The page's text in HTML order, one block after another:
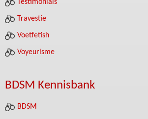
Testimonials
Travestie
Voetfetish
Voyeurisme
BDSM Kennisbank
BDSM